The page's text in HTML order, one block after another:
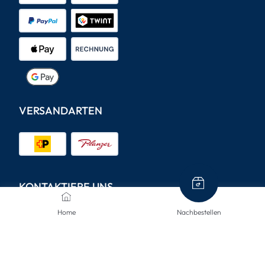
Home Nachbestellen
VERSANDARTEN
KONTAKTIERE UNS